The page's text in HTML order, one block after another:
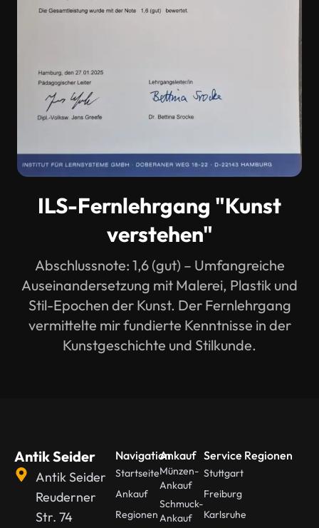
ILS-Fernlehrgang "Kunst
verstehen"
Abschlussnote: 1,6 (gut) – Umfangreiche
Auseinandersetzung mit Malerei, Plastik und
Stil-Epochen der Kunst. Der Fernlehrgang
vermittelte mir fundierte Kenntnisse in der
Kunstgeschichte und Stilkunde.
Antik Seider
Antik Seider
Reuderner
Str. 74
Navigation
Startseite
Ankauf
Regionen
Ankauf
Münzen-
Ankauf
Schmuck-
Ankauf
Service Regionen
Stuttgart
Freiburg
Karlsruhe